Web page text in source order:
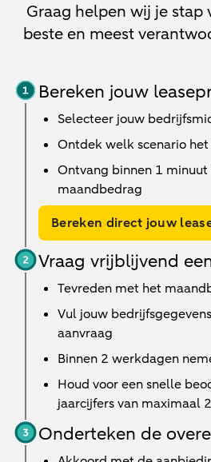
Graag helpen wij je stap
beste en meest
Bereken jouw
Selecteer jouw
Ontdek welk scenario
Ontvang binnen 1
maandbedrag
Bereken direct jouw
Vraag vrijblijvend
Tevreden met het
Vul jouw
aanvraag
Binnen 2 werkdagen
Houd voor een snelle
jaarcijfers van maximaal
Onderteken de